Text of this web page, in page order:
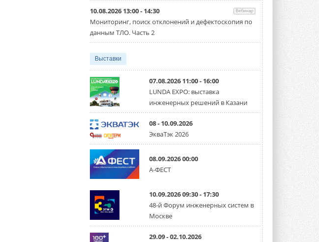
10.08.2026 13:00 - 14:30 Вебинар
Мониторинг, поиск отклонений и дефектоскопия по
данным ТЛО. Часть 2
Выставки
07.08.2026 11:00 - 16:00
LUNDA EXPO: выставка
инженерных решений в Казани
08 - 10.09.2026
ЭкваТэк 2026
08.09.2026 00:00
А-ФЕСТ
10.09.2026 09:30 - 17:30
48-й Форум инженерных систем в
Москве
29.09 - 02.10.2026